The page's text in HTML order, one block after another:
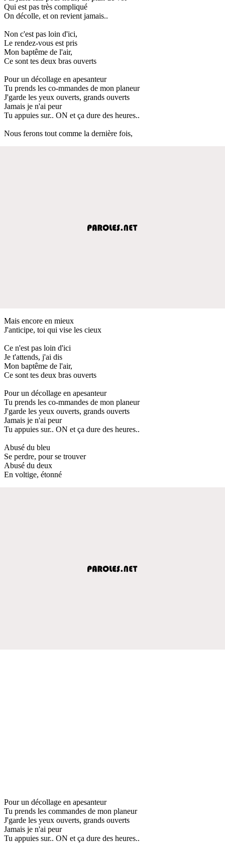
Qui est pas très compliqué
On décolle, et on revient jamais..
Non c'est pas loin d'ici,
Le rendez-vous est pris
Mon baptême de l'air,
Ce sont tes deux bras ouverts
Pour un décollage en apesanteur
Tu prends les co-mmandes de mon planeur
J'garde les yeux ouverts, grands ouverts
Jamais je n'ai peur
Tu appuies sur.. ON et ça dure des heures..
Nous ferons tout comme la dernière fois,
Mais encore en mieux
J'anticipe, toi qui vise les cieux
Ce n'est pas loin d'ici
Je t'attends, j'ai dis
Mon baptême de l'air,
Ce sont tes deux bras ouverts
Pour un décollage en apesanteur
Tu prends les co-mmandes de mon planeur
J'garde les yeux ouverts, grands ouverts
Jamais je n'ai peur
Tu appuies sur.. ON et ça dure des heures..
Abusé du bleu
Se perdre, pour se trouver
Abusé du deux
En voltige, étonné
Pour un décollage en apesanteur
Tu prends les commandes de mon planeur
J'garde les yeux ouverts, grands ouverts
Jamais je n'ai peur
Tu appuies sur.. ON et ça dure des heures..